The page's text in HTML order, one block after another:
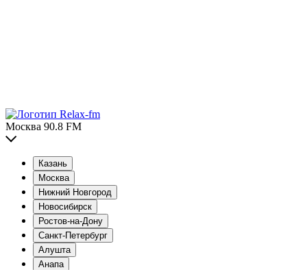
Москва 90.8 FM
Казань
Москва
Нижний Новгород
Новосибирск
Ростов-на-Дону
Санкт-Петербург
Алушта
Анапа